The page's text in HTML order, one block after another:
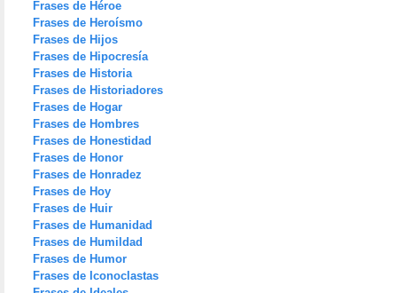
Frases de Héroe
Frases de Heroísmo
Frases de Hijos
Frases de Hipocresía
Frases de Historia
Frases de Historiadores
Frases de Hogar
Frases de Hombres
Frases de Honestidad
Frases de Honor
Frases de Honradez
Frases de Hoy
Frases de Huir
Frases de Humanidad
Frases de Humildad
Frases de Humor
Frases de Iconoclastas